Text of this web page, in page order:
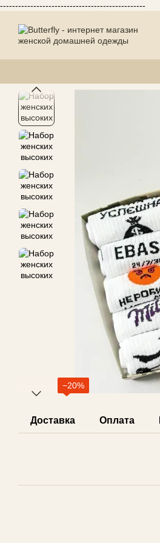
------------------------------------------------
−20%
Доставка Оплата